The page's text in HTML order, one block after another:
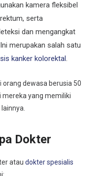
kamera fleksibel
serta
dan mengangkat
merupakan salah satu
kanker kolorektal.
dewasa berusia 50
mereka yang memiliki
Dokter
atau dokter spesialis